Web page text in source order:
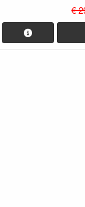
€